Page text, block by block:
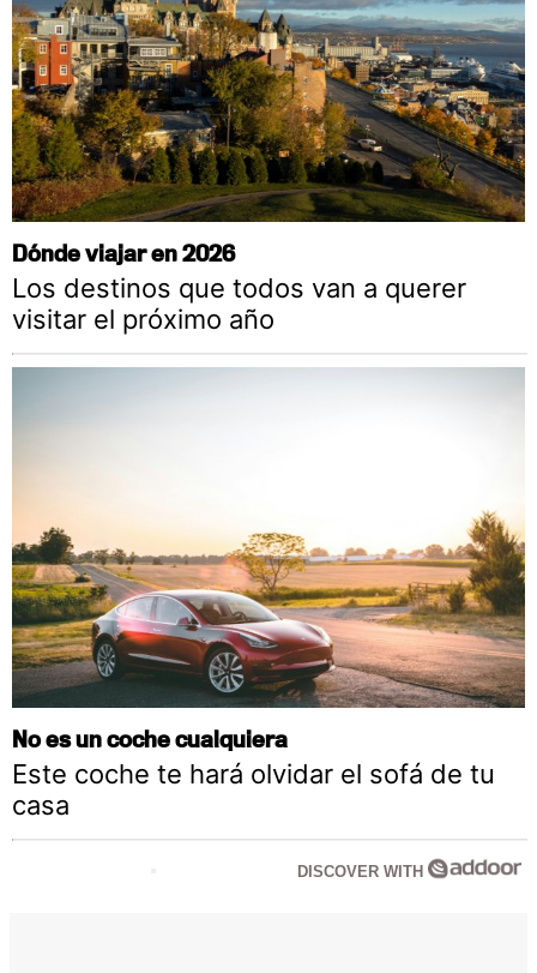
Dónde viajar en 2026
Los destinos que todos van a querer
visitar el próximo año
No es un coche cualquiera
Este coche te hará olvidar el sofá de tu
casa
DISCOVER WITH